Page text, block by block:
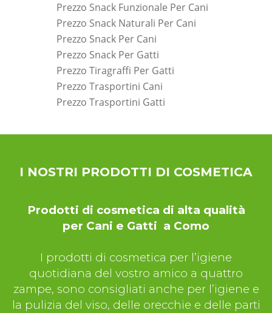
Prezzo Snack Funzionale Per Cani
Prezzo Snack Naturali Per Cani
Prezzo Snack Per Cani
Prezzo Snack Per Gatti
Prezzo Tiragraffi Per Gatti
Prezzo Trasportini Cani
Prezzo Trasportini Gatti
I NOSTRI PRODOTTI DI COSMETICA
Prodotti di cosmetica di alta qualità
per Cani e Gatti a Como
I prodotti di cosmetica per l’igiene
quotidiana del vostro amico a quattro
zampe, sono consigliati anche per l’igiene e
la pulizia del viso, delle orecchie e delle parti